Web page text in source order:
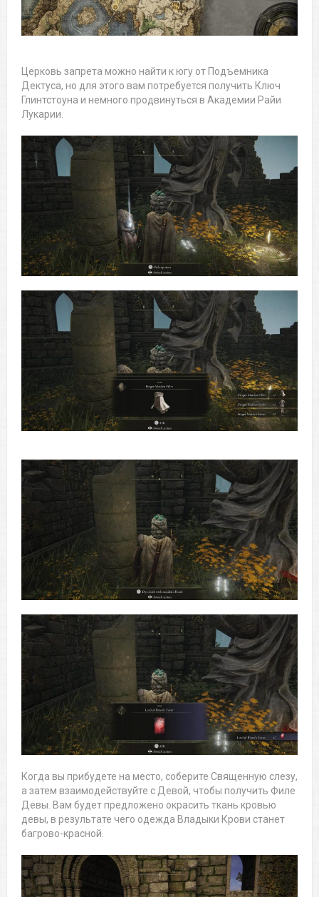
Церковь запрета можно найти к югу от Подъемника
Дектуса, но для этого вам потребуется получить Ключ
Глинтстоуна и немного продвинуться в Академии Райи
Лукарии.
Когда вы прибудете на место, соберите Священную слезу,
а затем взаимодействуйте с Девой, чтобы получить Филе
Девы. Вам будет предложено окрасить ткань кровью
девы, в результате чего одежда Владыки Крови станет
багрово-красной.